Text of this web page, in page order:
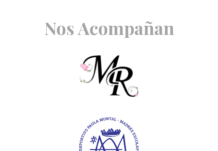
Nos Acompañan